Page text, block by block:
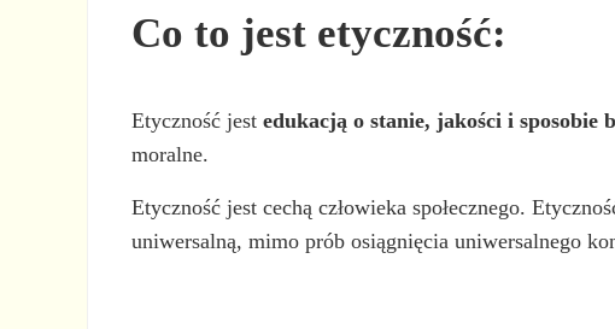
Co to jest etyczność:
Etyczność jestedukacją o stanie, jakości i sposobie
moralne.
Etyczność jest cechą człowieka społecznego.
uniwersalną, mimo prób osiągnięcia uniwersalnego